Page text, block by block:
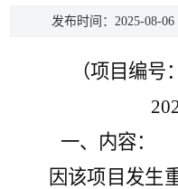
发布时间：2025-08-
（项目编号：
一、 内容：
因该项目发生